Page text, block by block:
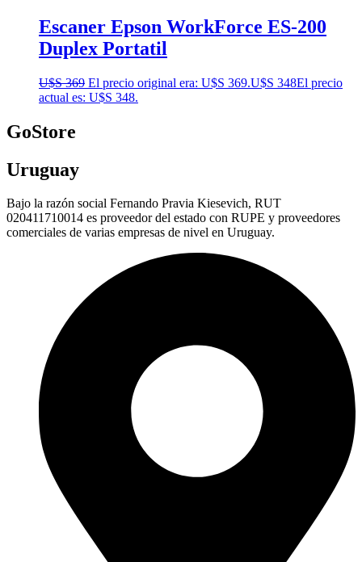
Escaner Epson WorkForce ES-200
Duplex Portatil
U$S369 El precio original era: U$S 369.U$S 348El precio
actual es: U$S 348.
GoStore
Uruguay
Bajo la razón social Fernando Pravia Kiesevich, RUT
020411710014 es proveedor del estado con RUPE y proveedores
comerciales de varias empresas de nivel en Uruguay.